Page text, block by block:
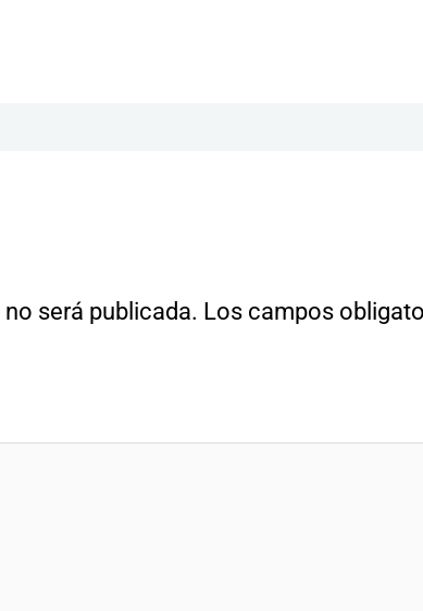
será publicada. Los campos